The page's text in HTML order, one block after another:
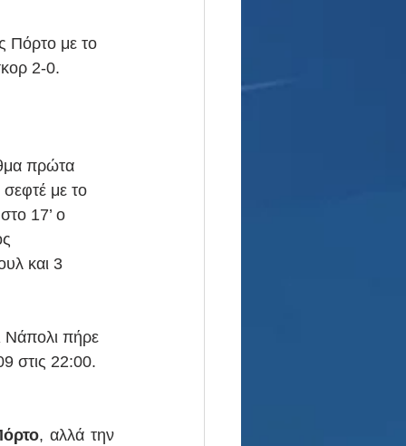
Πόρτο με το
2-0.
πρώτα
με το
17’ ο
και 3
Νάπολι πήρε
στις 22:00.
, αλλά την